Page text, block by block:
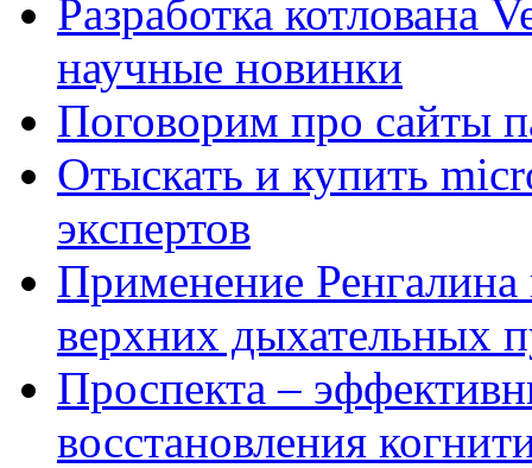
Разработка котлована
научные новинки
Поговорим про сайты
Отыскать и купить
экспертов
Применение Ренгалина
верхних дыхательных
Проспекта –
восстановления